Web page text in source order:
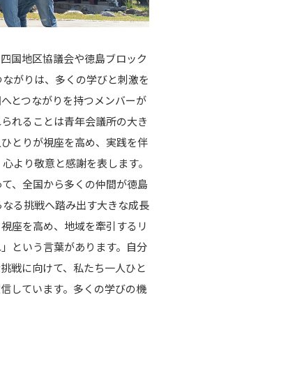
国地区協議会や徳島ブロック
がりは、多くの学びと刺激を
とつながりを持つメンバーが
れることは青年会議所の大き
とりが視座を高め、実践を伴
より敬意と感謝を表します。
、全国から多くの仲間が徳島
る挑戦へ踏み出す大きな成長
座を高め、地域を牽引するリ
という言葉があります。自分
戦に向けて、私たち一人ひと
しています。多くの学びの機